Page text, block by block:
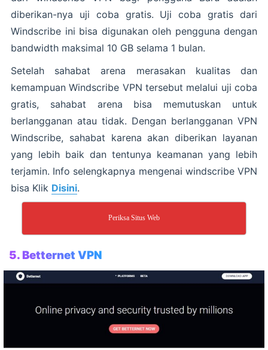
diberikan-nya uji coba gratis. Uji coba gratis dari
Windscribe ini bisa digunakan oleh pengguna dengan
bandwidth maksimal 10 GB selama 1 bulan.
Setelah sahabat arena merasakan kualitas dan
kemampuan Windscribe VPN tersebut melalui uji coba
gratis, sahabat arena bisa memutuskan untuk
berlangganan atau tidak. Dengan berlangganan VPN
Windscribe, sahabat karena akan diberikan layanan
yang lebih baik dan tentunya keamanan yang lebih
terjamin. Info selengkapnya mengenai windscribe VPN
bisa Klik Disini.
Periksa Situs Web
5. Betternet VPN